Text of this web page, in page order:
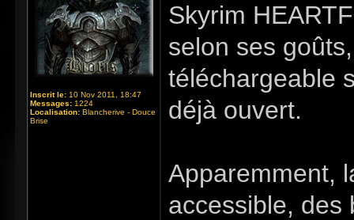
Inscrit le: 10 Nov 2011, 18:47
Messages: 1224
Localisation: Blancherive - Douce
Brise
Skyrim
selon ses
téléchargeable
déjà ouvert.
Apparemment,
accessible, des